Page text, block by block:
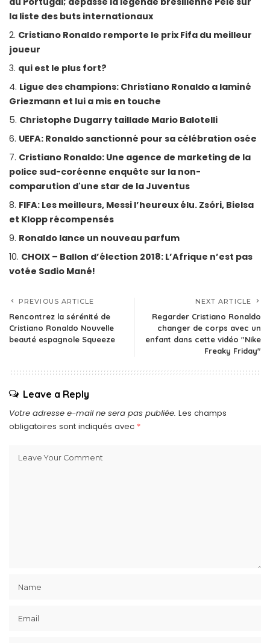
la liste des buts internationaux
Cristiano Ronaldo remporte le prix Fifa du meilleur
joueur
qui est le plus fort?
Ligue des champions: Christiano Ronaldo a laminé
Griezmann et lui a mis en touche
Christophe Dugarry taillade Mario Balotelli
UEFA: Ronaldo sanctionné pour sa célébration osée
Cristiano Ronaldo: Une agence de marketing de la
police sud-coréenne enquête sur la non-
comparution d'une star de la Juventus
FIFA: Les meilleurs, Messi l’heureux élu. Zsóri, Bielsa
et Klopp récompensés
Ronaldo lance un nouveau parfum
CHOIX – Ballon d’élection 2018: L’Afrique n’est pas
votée Sadio Mané!
PREVIOUS ARTICLE
Rencontrez la sérénité de
Cristiano Ronaldo Nouvelle
beauté espagnole Squeeze
NEXT ARTICLE
Regarder Cristiano Ronaldo
changer de corps avec un
enfant dans cette vidéo "Nike
Freaky Friday"
Leave a Reply
Votre adresse e-mail ne sera pas publiée. Les champs
obligatoires sont indiqués avec *